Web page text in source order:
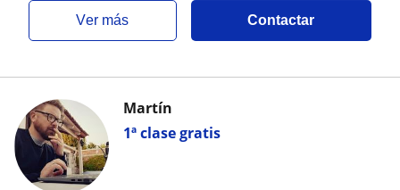
ver más Contactar
1ª clase gratis
Martín